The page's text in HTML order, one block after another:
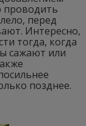
проводить
перед
Интересно,
тогда, когда
сажают или
позднее.